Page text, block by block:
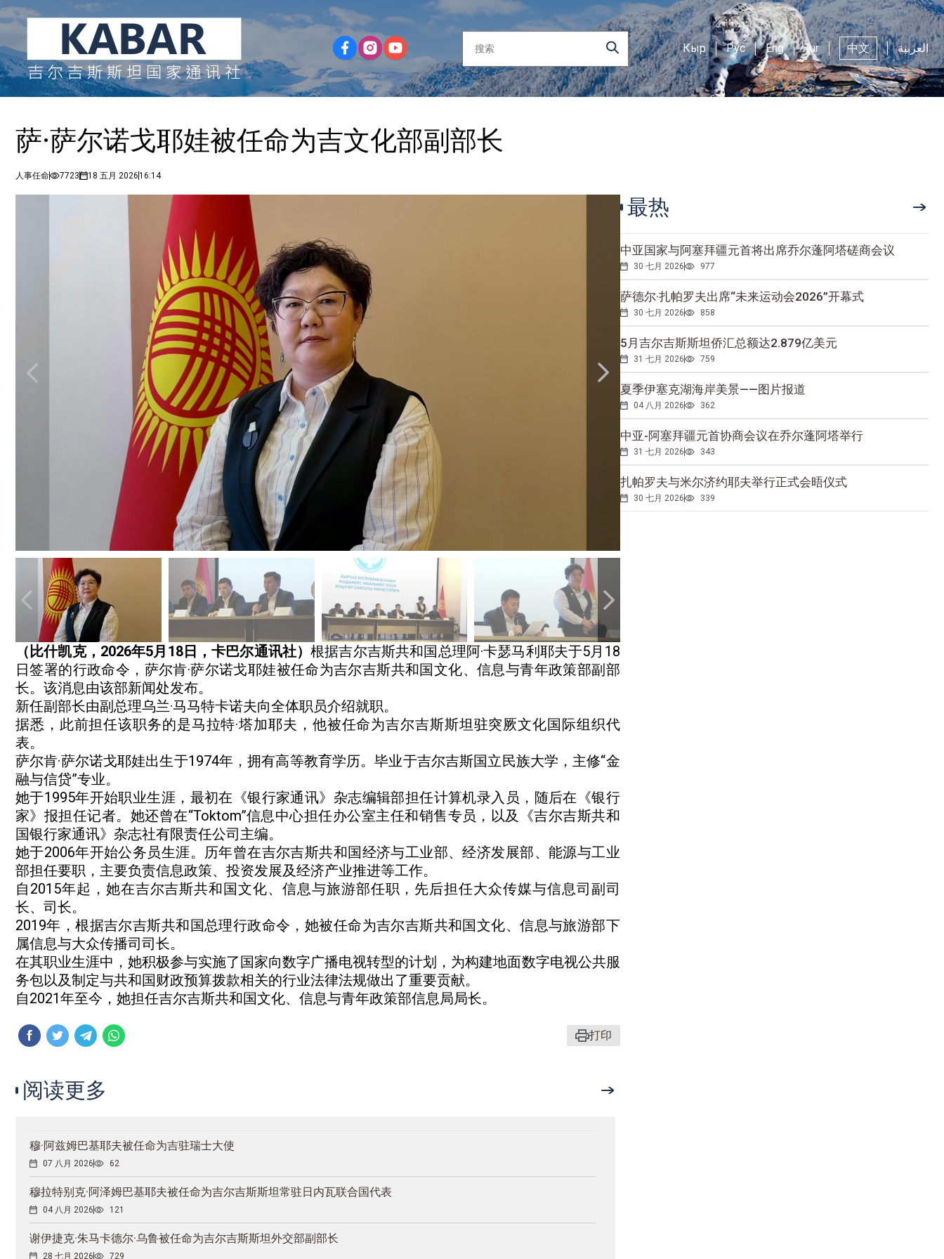
Кыр Рус Eng Tur 中文 العربية
萨·萨尔诺戈耶娃被任命为吉文化部副部长
人事任命 7723 18 五月 202616:14
（比什凯克，2026年5月18日，卡巴尔通讯社）根据吉尔吉斯共和国总理阿·卡瑟马利耶夫于5月18
日签署的行政命令，萨尔肯·萨尔诺戈耶娃被任命为吉尔吉斯共和国文化、信息与青年政策部副部
长。该消息由该部新闻处发布。
新任副部长由副总理乌兰·马马特卡诺夫向全体职员介绍就职。
据悉，此前担任该职务的是马拉特·塔加耶夫，他被任命为吉尔吉斯斯坦驻突厥文化国际组织代
表。
萨尔肯·萨尔诺戈耶娃出生于1974年，拥有高等教育学历。毕业于吉尔吉斯国立民族大学，主修“金
融与信贷”专业。
她于1995年开始职业生涯，最初在《银行家通讯》杂志编辑部担任计算机录入员，随后在《银行
家》报担任记者。她还曾在“Toktom”信息中心担任办公室主任和销售专员，以及《吉尔吉斯共和
国银行家通讯》杂志社有限责任公司主编。
她于2006年开始公务员生涯。历年曾在吉尔吉斯共和国经济与工业部、经济发展部、能源与工业
部担任要职，主要负责信息政策、投资发展及经济产业推进等工作。
自2015年起，她在吉尔吉斯共和国文化、信息与旅游部任职，先后担任大众传媒与信息司副司
长、司长。
2019年，根据吉尔吉斯共和国总理行政命令，她被任命为吉尔吉斯共和国文化、信息与旅游部下
属信息与大众传播司司长。
在其职业生涯中，她积极参与实施了国家向数字广播电视转型的计划，为构建地面数字电视公共服
务包以及制定与共和国财政预算拨款相关的行业法律法规做出了重要贡献。
自2021年至今，她担任吉尔吉斯共和国文化、信息与青年政策部信息局局长。
打印
最热
中亚国家与阿塞拜疆元首将出席乔尔蓬阿塔磋商会议
30 七月 2026 977
萨德尔·扎帕罗夫出席“未来运动会2026”开幕式
30 七月 2026 858
5月吉尔吉斯斯坦侨汇总额达2.879亿美元
31 七月 2026 759
夏季伊塞克湖海岸美景——图片报道
04 八月 2026 362
中亚-阿塞拜疆元首协商会议在乔尔蓬阿塔举行
31 七月 2026 343
扎帕罗夫与米尔济约耶夫举行正式会晤仪式
30 七月 2026 339
阅读更多
穆·阿兹姆巴基耶夫被任命为吉驻瑞士大使
07 八月 2026 62
穆拉特别克·阿泽姆巴基耶夫被任命为吉尔吉斯斯坦常驻日内瓦联合国代表
04 八月 2026 121
谢伊捷克·朱马卡德尔·乌鲁被任命为吉尔吉斯斯坦外交部副部长
28 七月 2026 729